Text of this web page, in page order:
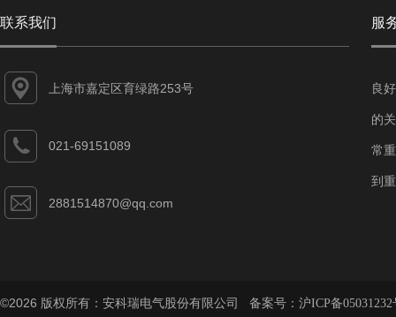
联系我们
上海市嘉定区育绿路253号
021-69151089
2881514870@qq.com
服
良
的
常
到
©2026 版权所有：安科瑞电气股份有限公司 备案号： 沪ICP备05031232